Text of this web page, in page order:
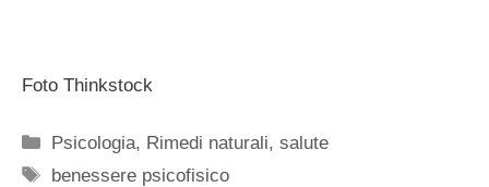
Foto Thinkstock
Categorie
Psicologia, Rimedi naturali,salute
Tag
benessere psicofisico